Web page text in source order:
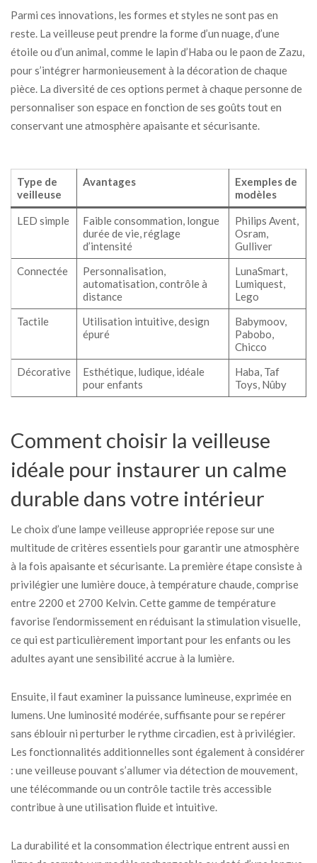
Parmi ces innovations, les formes et styles ne sont pas en
reste. La veilleuse peut prendre la forme d’un nuage, d’une
étoile ou d’un animal, comme le lapin d’Haba ou le paon de Zazu,
pour s’intégrer harmonieusement à la décoration de chaque
pièce. La diversité de ces options permet à chaque personne de
personnaliser son espace en fonction de ses goûts tout en
conservant une atmosphère apaisante et sécurisante.
Type de
veilleuse
Avantages
Exemples de
modèles
LED simple
Faible consommation, longue
durée de vie, réglage
d’intensité
Philips Avent,
Osram,
Gulliver
Connectée
Personnalisation,
automatisation, contrôle à
distance
LunaSmart,
Lumiquest,
Lego
Tactile
Utilisation intuitive, design
épuré
Babymoov,
Pabobo,
Chicco
Décorative
Esthétique, ludique, idéale
pour enfants
Haba, Taf
Toys, Nûby
Comment choisir la veilleuse
idéale pour instaurer un calme
durable dans votre intérieur
Le choix d’une lampe veilleuse appropriée repose sur une
multitude de critères essentiels pour garantir une atmosphère
à la fois apaisante et sécurisante. La première étape consiste à
privilégier une lumière douce, à température chaude, comprise
entre 2200 et 2700 Kelvin. Cette gamme de température
favorise l’endormissement en réduisant la stimulation visuelle,
ce qui est particulièrement important pour les enfants ou les
adultes ayant une sensibilité accrue à la lumière.
Ensuite, il faut examiner la puissance lumineuse, exprimée en
lumens. Une luminosité modérée, suffisante pour se repérer
sans éblouir ni perturber le rythme circadien, est à privilégier.
Les fonctionnalités additionnelles sont également à considérer
: une veilleuse pouvant s’allumer via détection de mouvement,
une télécommande ou un contrôle tactile très accessible
contribue à une utilisation fluide et intuitive.
La durabilité et la consommation électrique entrent aussi en